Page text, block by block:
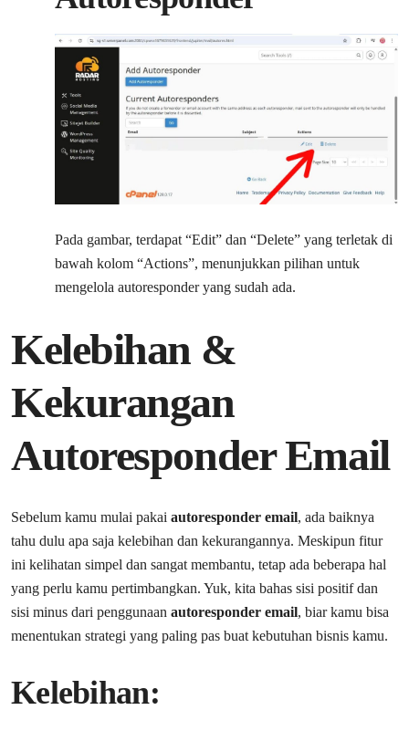
Pada gambar, terdapat “Edit” dan “Delete” yang terletak di
bawah kolom “Actions”, menunjukkan pilihan untuk
mengelola autoresponder yang sudah ada.
Kelebihan &
Kekurangan
Autoresponder Email
Sebelum kamu mulai pakai autoresponder email, ada baiknya
tahu dulu apa saja kelebihan dan kekurangannya. Meskipun fitur
ini kelihatan simpel dan sangat membantu, tetap ada beberapa hal
yang perlu kamu pertimbangkan. Yuk, kita bahas sisi positif dan
sisi minus dari penggunaan autoresponder email, biar kamu bisa
menentukan strategi yang paling pas buat kebutuhan bisnis kamu.
Kelebihan: